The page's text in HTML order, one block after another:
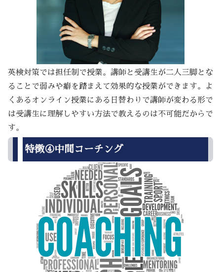
英検対策では担任制で授業。講師と受講生が二人三脚とな
ることで弱みや癖を踏まえて効果的な授業ができます。よ
くあるオンライン授業にある日替わりで講師が変わる形で
は受講生に理解しやすい方法で教えるのは不可能だからで
す。
特徴④中間コーチング